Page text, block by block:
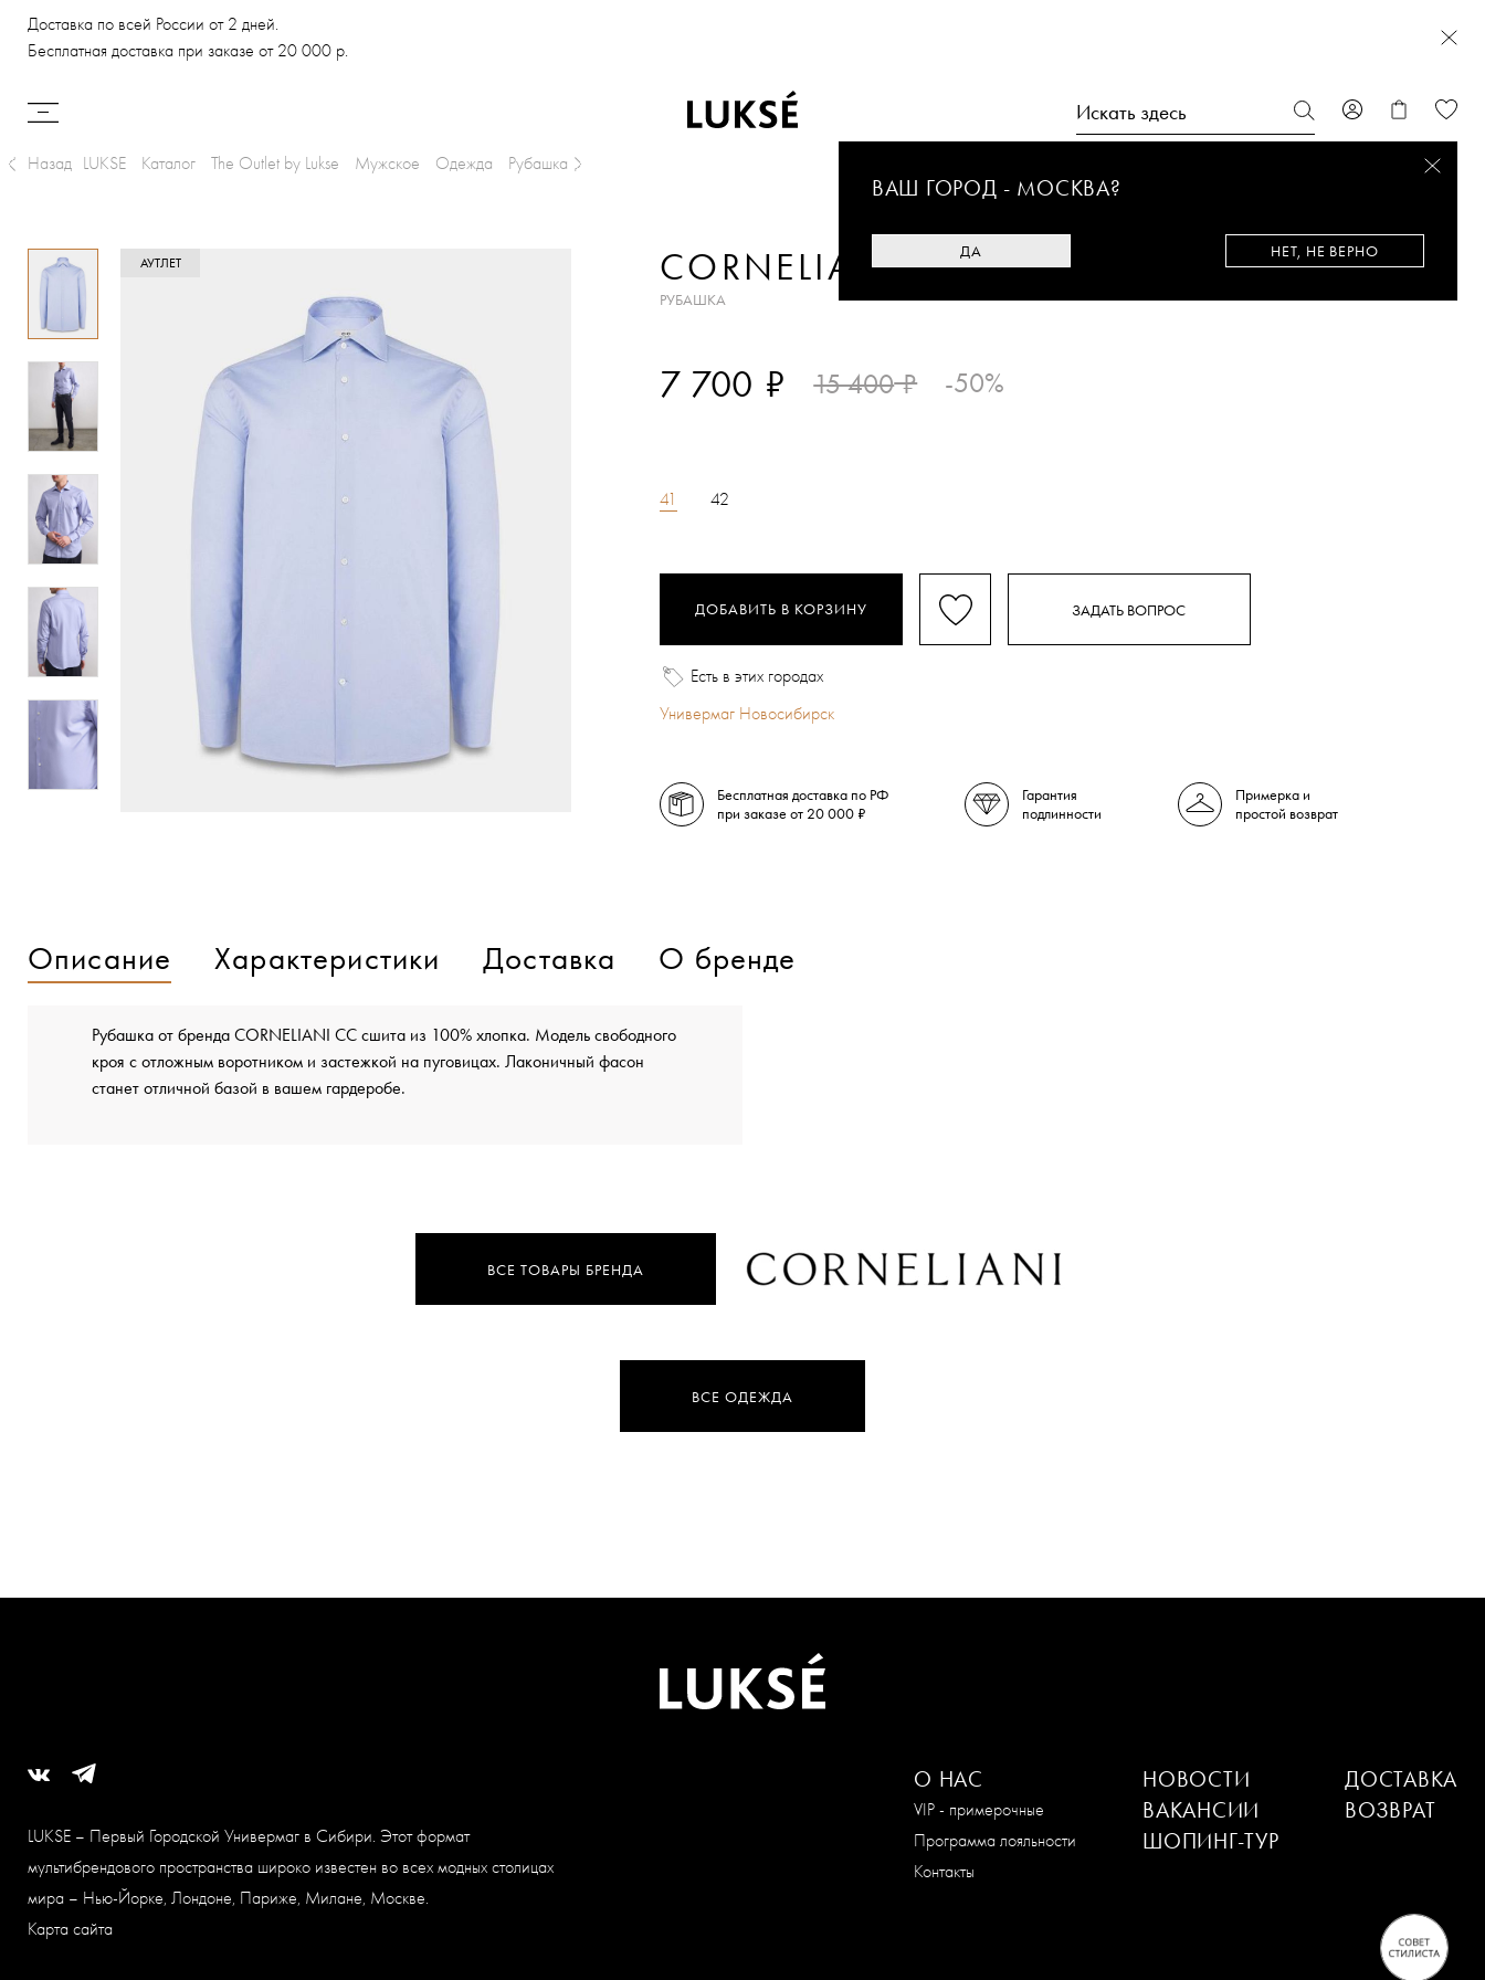
Доставка по всей России от 2 дней.
Бесплатная доставка при заказе от 20 000 р.
ВАШ ГОРОД - МОСКВА?
ДА НЕТ, НЕ ВЕРНО
Назад LUKSE Каталог The Outlet by Lukse Мужское Одежда Рубашка
АУТЛЕТ CORNELIANI CC
РУБАШКА
7 700 ₽ 15 400₽ -50%
41 42
ДОБАВИТЬ В КОРЗИНУ ЗАДАТЬ ВОПРОС
Есть в этих городах
Универмаг Новосибирск
Бесплатная доставка по РФ
при заказе от 20 000 ₽
Гарантия
подлинности
Примерка и
простой возврат
Описание Характеристики Доставка О бренде
Рубашка от бренда CORNELIANI CC сшита из 100% хлопка. Модель свободного
кроя с отложным воротником и застежкой на пуговицах. Лаконичный фасон
станет отличной базой в вашем гардеробе.
ВСЕ ТОВАРЫ БРЕНДА
ВСЕ ОДЕЖДА
LUKSE – Первый Городской Универмаг в Сибири. Этот формат
мультибрендового пространства широко известен во всех модных столицах
мира – Нью-Йорке, Лондоне, Париже, Милане, Москве.
Карта сайта
О НАС
VIP - примерочные
Программа лояльности
Контакты
НОВОСТИ
ВАКАНСИИ
ШОПИНГ-ТУР
ДОСТАВКА
ВОЗВРАТ